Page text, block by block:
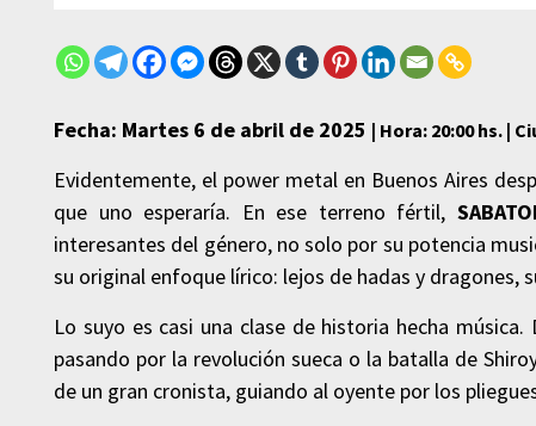
Fecha: Martes 6 de abril de 2025 | Hora: 20:00 hs. |
Evidentemente, el power metal en Buenos Aires
que uno esperaría. En ese terreno fértil,
interesantes del género, no solo por su potencia
su original enfoque lírico: lejos de hadas y dragones,
Lo suyo es casi una clase de historia hecha
pasando por la revolución sueca o la batalla de
de un gran cronista, guiando al oyente por los